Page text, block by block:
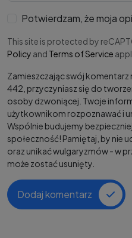
Potwierdzam, że moja
This site is protected by
Policy and Terms of Service
Zamieszczając swój
442, przyczyniasz się do
osoby dzwoniącej. Twoje
użytkownikom rozpoznawać i
Wspólnie budujemy
społeczność! Pamiętaj, by nie
oraz unikać wulgaryzmów - w
może zostać usunięty.
Dodaj komentarz